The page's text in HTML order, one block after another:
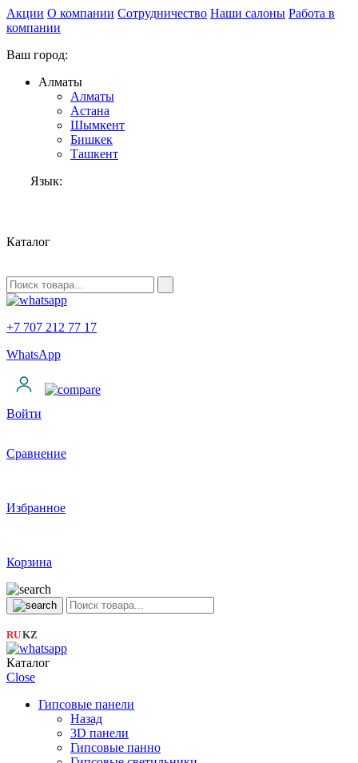
Акции О компании Сотрудничество Наши салоны Работа в
компании
Ваш город:
Алматы
Алматы
Астана
Шымкент
Бишкек
Ташкент
Язык:
Каталог
+7 707 212 77 17
WhatsApp
Войти
Сравнение
Избранное
Корзина
RU|KZ
Каталог
Close
Гипсовые панели
Назад
3D панели
Гипсовые панно